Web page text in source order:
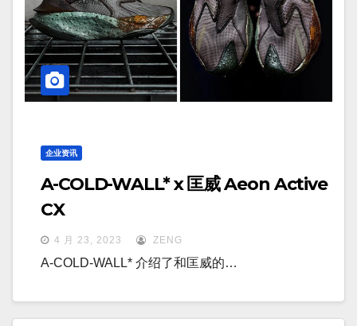
企业资讯
A-COLD-WALL* x 匡威 Aeon Active
CX
4 月 23, 2023 ZENG
A-COLD-WALL* 介绍了和匡威的…